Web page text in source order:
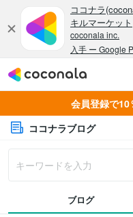
会員登録で10
ココナラブログ
ブログ